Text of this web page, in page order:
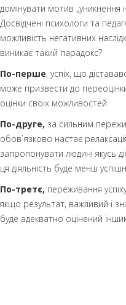
домінувати мотив „уникнення
Досвідчені психологи та
можливість негативних
виникає такий парадокс?
По-перше, успіх, що
може призвести до
оцінки своїх можливостей.
По-друге, за сильним
обов`язково настає
запропонувати людині якусь
ця діяльність буде менш
По-третє, переживання
якщо результат, важливий і
буде адекватно оцінений